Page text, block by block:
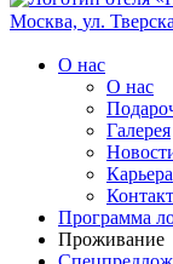
Москва, ул.
О нас
О нас
Галерея
Карьера
Программа
Проживание